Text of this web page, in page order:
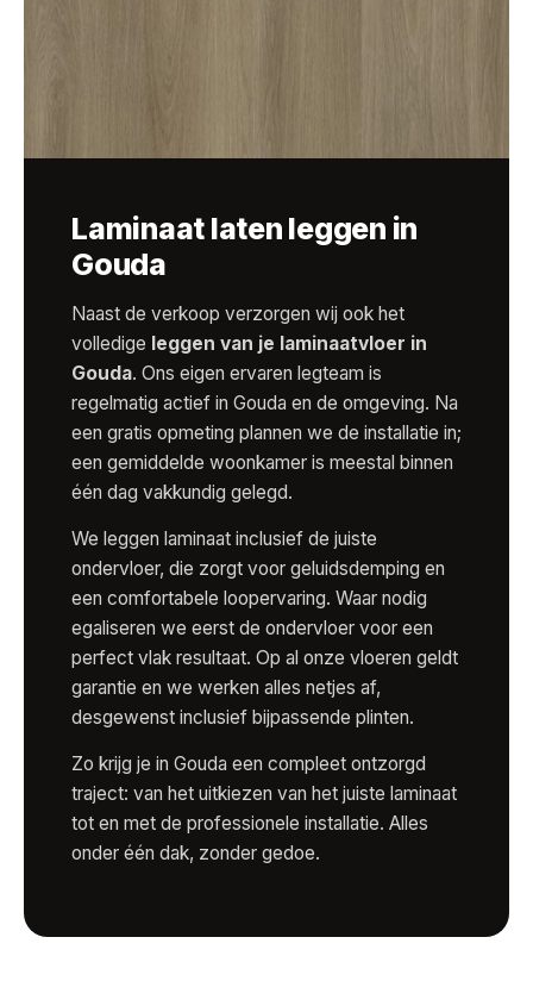
Laminaat laten leggen in
Gouda
Naast de verkoop verzorgen wij ook het
volledige leggen van je laminaatvloer in
Gouda. Ons eigen ervaren legteam is
regelmatig actief in Gouda en de omgeving. Na
een gratis opmeting plannen we de installatie in;
een gemiddelde woonkamer is meestal binnen
één dag vakkundig gelegd.
We leggen laminaat inclusief de juiste
ondervloer, die zorgt voor geluidsdemping en
een comfortabele loopervaring. Waar nodig
egaliseren we eerst de ondervloer voor een
perfect vlak resultaat. Op al onze vloeren geldt
garantie en we werken alles netjes af,
desgewenst inclusief bijpassende plinten.
Zo krijg je in Gouda een compleet ontzorgd
traject: van het uitkiezen van het juiste laminaat
tot en met de professionele installatie. Alles
onder één dak, zonder gedoe.